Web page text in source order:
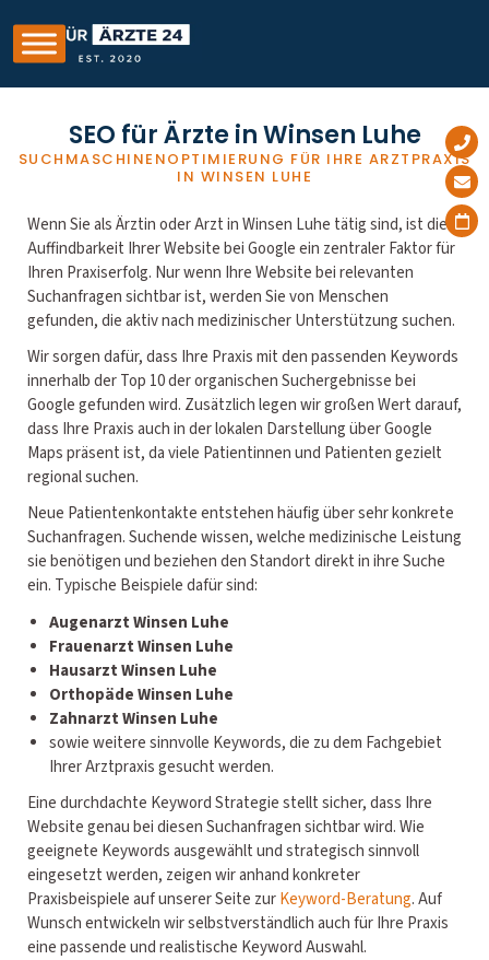
SEO für Ärzte in Winsen Luhe
SUCHMASCHINENOPTIMIERUNG FÜR IHRE ARZTPRAXIS
IN WINSEN LUHE
Wenn Sie als Ärztin oder Arzt in Winsen Luhe tätig sind, ist die
Auffindbarkeit Ihrer Website bei Google ein zentraler Faktor für
Ihren Praxiserfolg. Nur wenn Ihre Website bei relevanten
Suchanfragen sichtbar ist, werden Sie von Menschen
gefunden, die aktiv nach medizinischer Unterstützung suchen.
Wir sorgen dafür, dass Ihre Praxis mit den passenden Keywords
innerhalb der Top 10 der organischen Suchergebnisse bei
Google gefunden wird. Zusätzlich legen wir großen Wert darauf,
dass Ihre Praxis auch in der lokalen Darstellung über Google
Maps präsent ist, da viele Patientinnen und Patienten gezielt
regional suchen.
Neue Patientenkontakte entstehen häufig über sehr konkrete
Suchanfragen. Suchende wissen, welche medizinische Leistung
sie benötigen und beziehen den Standort direkt in ihre Suche
ein. Typische Beispiele dafür sind:
Augenarzt Winsen Luhe
Frauenarzt Winsen Luhe
Hausarzt Winsen Luhe
Orthopäde Winsen Luhe
Zahnarzt Winsen Luhe
sowie weitere sinnvolle Keywords, die zu dem Fachgebiet
Ihrer Arztpraxis gesucht werden.
Eine durchdachte Keyword Strategie stellt sicher, dass Ihre
Website genau bei diesen Suchanfragen sichtbar wird. Wie
geeignete Keywords ausgewählt und strategisch sinnvoll
eingesetzt werden, zeigen wir anhand konkreter
Praxisbeispiele auf unserer Seite zurKeyword-Beratung. Auf
Wunsch entwickeln wir selbstverständlich auch für Ihre Praxis
eine passende und realistische Keyword Auswahl.